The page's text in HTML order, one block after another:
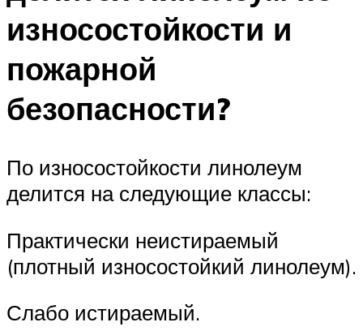
износостойкости и
пожарной
безопасности?
По износостойкости линолеум
делится на следующие классы:
Практически неистираемый
(плотный износостойкий линолеум).
Слабо истираемый.